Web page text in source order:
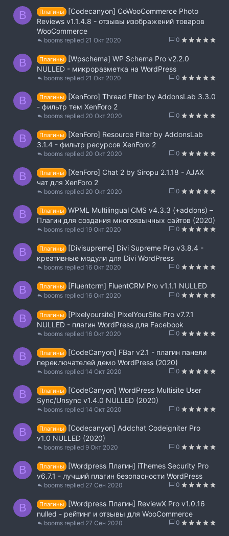
B Плагины
[Codecanyon] CoWooCommerce Photo
Reviews v1.1.4.8 - отзывы изображений товаров
WooCommerce
0
21 Окт 2020
booms
B Плагины
[Wpschema] WP Schema Pro v2.2.0
NULLED - микроразметка на WordPress
0
21 Окт 2020
booms
B Плагины
[XenForo] Thread Filter by AddonsLab 3.3.0
- фильтр тем XenForo 2
0
20 Окт 2020
booms
B Плагины
[XenForo] Resource Filter by AddonsLab
3.1.4 - фильтр ресурсов XenForo 2
0
20 Окт 2020
booms
B Плагины
[XenForo] Chat 2 by Siropu 2.1.18 - AJAX
чат для XenForo 2
0
20 Окт 2020
booms
B Плагины WPML Multilingual CMS v4.3.3 (+addons) –
Плагин для создания многоязычных сайтов (2020)
0
19 Окт 2020
booms
B Плагины
[Divisupreme] Divi Supreme Pro v3.8.4 -
креативные модули для Divi WordPress
0
16 Окт 2020
booms
B Плагины [Fluentcrm] FluentCRM Pro v1.1.1 NULLED
0
16 Окт 2020
booms
B Плагины
[Pixelyoursite] PixelYourSite Pro v7.7.1
NULLED - плагин WordPress для Facebook
0
16 Окт 2020
booms
B Плагины
[CodeCanyon] FBar v2.1 - плагин панели
переключателей демо WordPress (2020)
0
14 Окт 2020
booms
B Плагины
[CodeCanyon] WordPress Multisite User
Sync/Unsync v1.4.0 NULLED (2020)
0
14 Окт 2020
booms
B Плагины
[Codecanyon] Addchat Codeigniter Pro
v1.0 NULLED (2020)
0
9 Окт 2020
booms
B Плагины
[Wordpress Плагин] iThemes Security Pro
v6.7.1 - лучший плагин безопасности WordPress
0
27 Сен 2020
booms
B Плагины
[Wordpress Плагин] ReviewX Pro v1.0.16
nulled - рейтинг и отзывы для WooCommerce
0
27 Сен 2020
booms